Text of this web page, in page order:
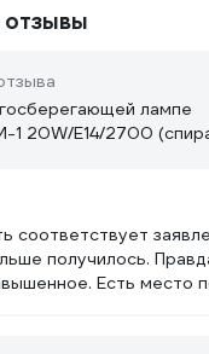
лампе
1 20W/E14/2700
соответствует
получилось.
место под РТС